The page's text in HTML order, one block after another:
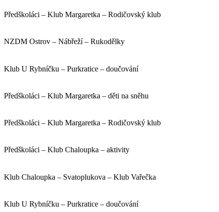
Předškoláci – Klub Margaretka – Rodičovský klub
NZDM Ostrov – Nábřeží – Rukodělky
Klub U Rybníčku – Purkratice – doučování
Předškoláci – Klub Margaretka – děti na sněhu
Předškoláci – Klub Margaretka – Rodičovský klub
Předškoláci – Klub Chaloupka – aktivity
Klub Chaloupka – Svatoplukova – Klub Vařečka
Klub U Rybníčku – Purkratice – doučování